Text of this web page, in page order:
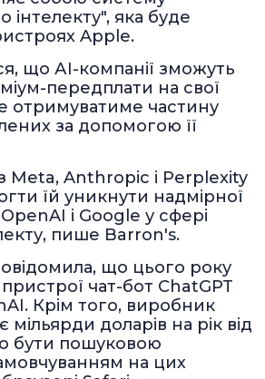
інтелекту", яка буде
Apple.
що АІ-компанії зможуть
передплати на свої
отримуватиме частину
за допомогою її
Meta, Anthropic і Perplexity
їй уникнути надмірної
і Google у сфері
пише Barron's.
що цього року
пристрої чат-бот ChatGPT
Крім того, виробник
доларів на рік від
бути пошуковою
на цих